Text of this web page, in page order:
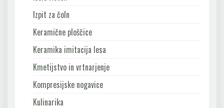
Izpit za čoln
Keramične ploščice
Keramika imitacija lesa
Kmetijstvo in vrtnarjenje
Kompresijske nogavice
Kulinarika